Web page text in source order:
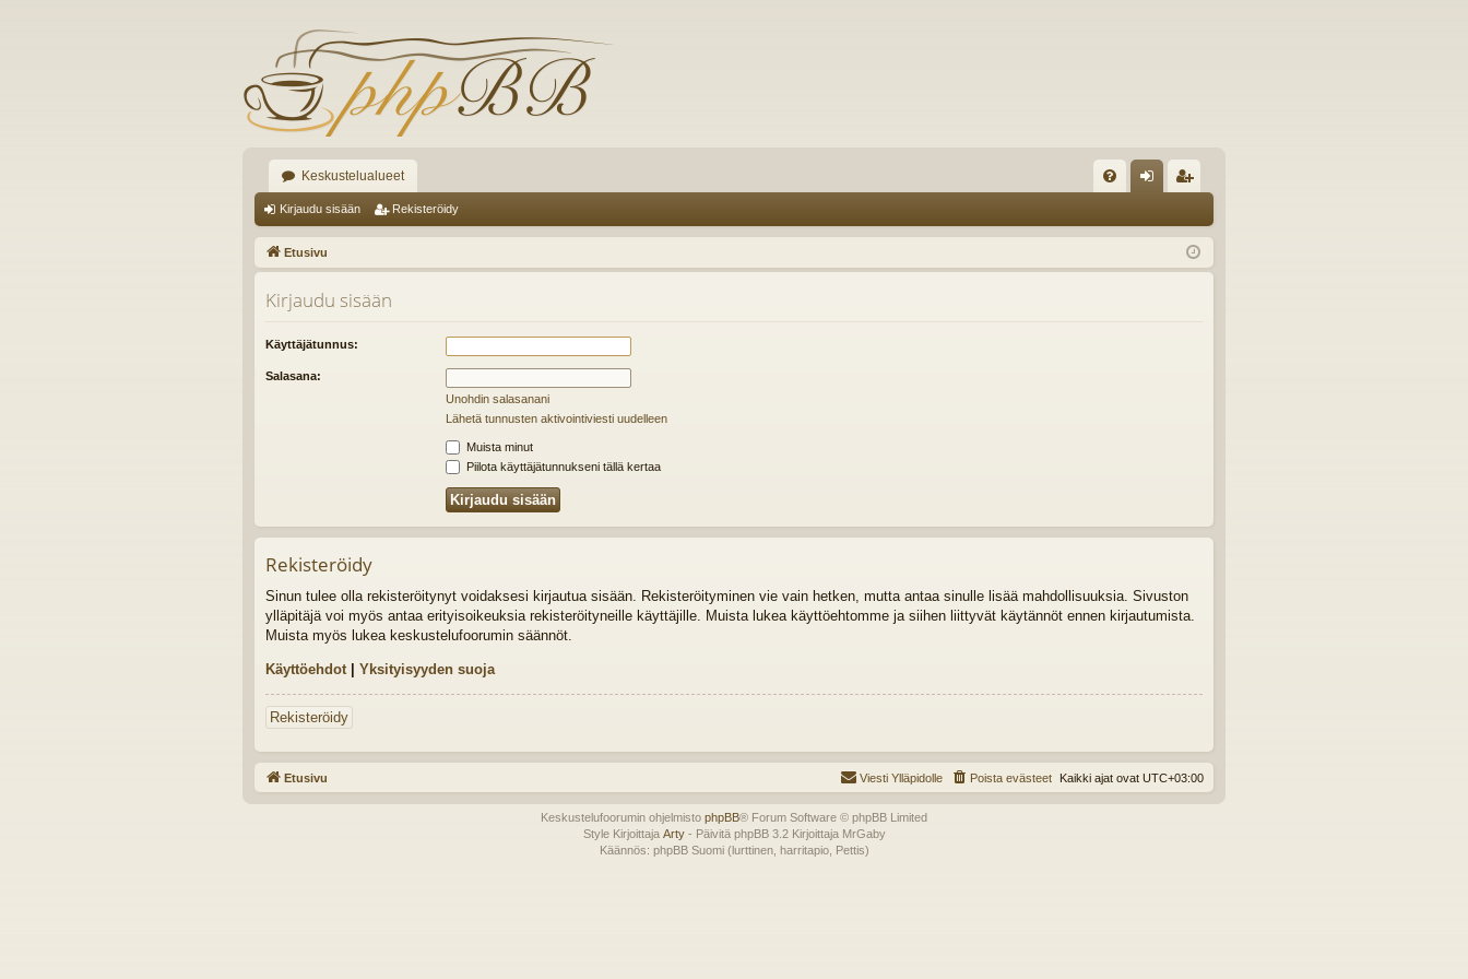
Keskustelualueet
K
K
au
du
ist
er
Kirjaudu sisään Rekisteröidy
Etusivu
Kirjaudu sisään
Käyttäjätunnus:
Salasana:
Unohdin salasanani
Lähetä tunnusten aktivointiviesti uudelleen
Muista minut
Piilota käyttäjätunnukseni tällä kertaa
Rekisteröidy
Sinun tulee olla rekisteröitynyt voidaksesi kirjautua sisään. Rekisteröityminen vie vain hetken, mutta antaa sinulle lisää mahdollisuuksia. Sivuston
ylläpitäjä voi myös antaa erityisoikeuksia rekisteröityneille käyttäjille. Muista lukea käyttöehtomme ja siihen liittyvät käytännöt ennen kirjautumista.
Muista myös lukea keskustelufoorumin säännöt.
Käyttöehdot | Yksityisyyden suoja
Rekisteröidy
Etusivu Kaikki ajat ovat UTC+03:00
Poista evästeet
Viesti Ylläpidolle
Keskustelufoorumin ohjelmisto phpBB® Forum Software © phpBB Limited
Style Kirjoittaja Arty- Päivitä phpBB 3.2 Kirjoittaja MrGaby
Käännös: phpBB Suomi (lurttinen, harritapio, Pettis)